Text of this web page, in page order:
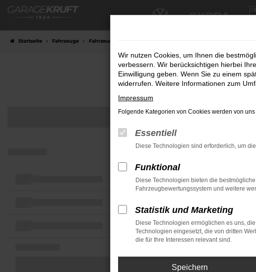
Zum
Startseite Fahrzeuge Fahrzeugübersicht
Wir nutzen Cookies, um Ihnen die
verbessern. Wir berücksichtigen hierbei
Einwilligung geben. Wenn Sie zu einem
widerrufen. Weitere Informationen zum
Impressum
Folgende Kategorien von Cookies werden von
Essentiell
Diese Technologien sind erforderlich, um
Funktional
Diese Technologien bieten die
Fahrzeugbewertungssystem und weitere
Statistik und Marketing
Diese Technologien ermöglichen es uns,
Technologien eingesetzt, die von dritten
die für Ihre Interessen relevant sind.
Speichern